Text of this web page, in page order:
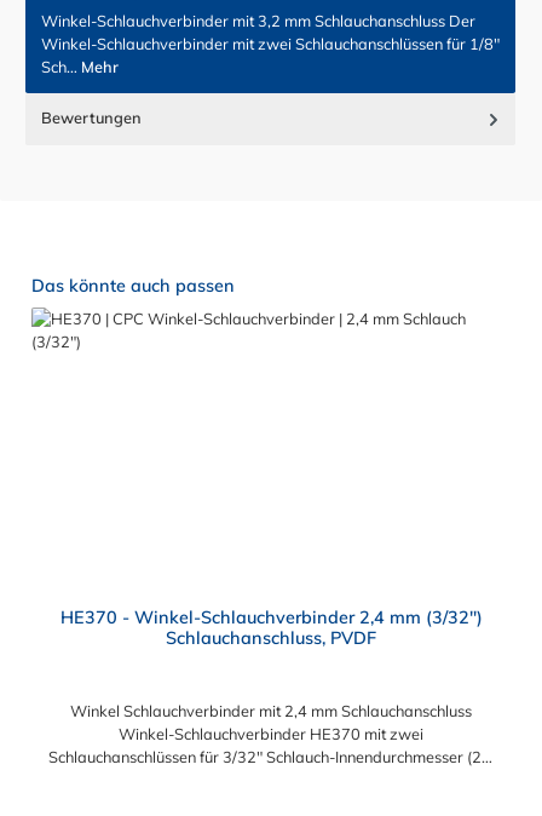
Winkel-Schlauchverbinder mit 3,2 mm Schlauchanschluss Der
Winkel-Schlauchverbinder mit zwei Schlauchanschlüssen für 1/8"
Sch… Mehr
Bewertungen
Produktgalerie überspringen
Das könnte auch passen
HE370 - Winkel-Schlauchverbinder 2,4 mm (3/32")
Schlauchanschluss, PVDF
Winkel Schlauchverbinder mit 2,4 mm Schlauchanschluss
Winkel-Schlauchverbinder HE370 mit zwei
Schlauchanschlüssen für 3/32" Schlauch-Innendurchmesser (2,4